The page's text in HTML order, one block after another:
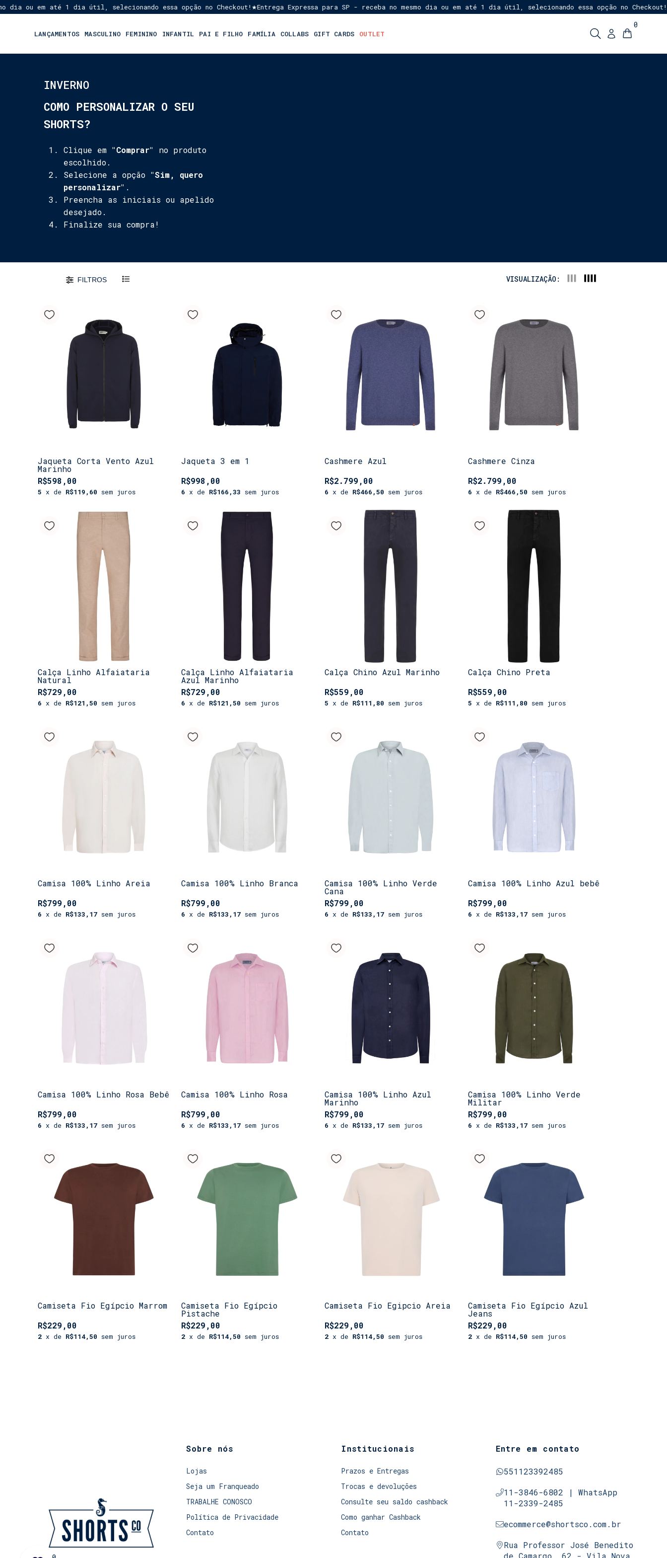
ou em até 1 dia útil, selecionando essa opção no Checkout!★Entrega Expressa para SP - receba no mesmo dia ou em até 1 dia útil, selecionando essa opção no Checkout!★
LANÇAMENTOS MASCULINO FEMININO INFANTIL PAI E FILHO FAMÍLIA COLLABS GIFT CARDS OUTLET
0
INVERNO
COMO PERSONALIZAR O SEU
SHORTS?
Clique em "Comprar"
no produto
escolhido.
Selecione a opção "Sim, quero
personalizar" .
Preencha as iniciais ou apelido
desejado.
Finalize sua compra!
FILTROS VISUALIZAÇÃO:
Jaqueta Corta Vento Azul
Marinho
R$598,00
5 x de R$119,60 sem juros
Jaqueta 3 em 1
R$998,00
6 x de R$166,33 sem juros
Cashmere Azul
R$2.799,00
6 x de R$466,50 sem juros
Cashmere Cinza
R$2.799,00
6 x de R$466,50 sem juros
Calça Linho Alfaiataria
Natural
R$729,00
6 x de R$121,50 sem juros
Calça Linho Alfaiataria
Azul Marinho
R$729,00
6 x de R$121,50 sem juros
Calça Chino Azul Marinho
R$559,00
5 x de R$111,80 sem juros
Calça Chino Preta
R$559,00
5 x de R$111,80 sem juros
Camisa 100% Linho Areia
R$799,00
6 x de R$133,17 sem juros
Camisa 100% Linho Branca
R$799,00
6 x de R$133,17 sem juros
Camisa 100% Linho Verde
Cana
R$799,00
6 x de R$133,17 sem juros
Camisa 100% Linho Azul bebê
R$799,00
6 x de R$133,17 sem juros
Camisa 100% Linho Rosa Bebê
R$799,00
6 x de R$133,17 sem juros
Camisa 100% Linho Rosa
R$799,00
6 x de R$133,17 sem juros
Camisa 100% Linho Azul
Marinho
R$799,00
6 x de R$133,17 sem juros
Camisa 100% Linho Verde
Militar
R$799,00
6 x de R$133,17 sem juros
Camiseta Fio Egípcio Marrom
R$229,00
2 x de R$114,50 sem juros
Camiseta Fio Egípcio
Pistache
R$229,00
2 x de R$114,50 sem juros
Camiseta Fio Egipcio Areia
R$229,00
2 x de R$114,50 sem juros
Camiseta Fio Egípcio Azul
Jeans
R$229,00
2 x de R$114,50 sem juros
Sobre nós
Lojas
Seja um Franqueado
TRABALHE CONOSCO
Política de Privacidade
Contato
Institucionais
Prazos e Entregas
Trocas e devoluções
Consulte seu saldo cashback
Como ganhar Cashback
Contato
Entre em contato
551123392485
11-3846-6802 | WhatsApp
11-2339-2485
ecommerce@shortsco.com.br
Rua Professor José Benedito
de Camargo, 62 - Vila Nova